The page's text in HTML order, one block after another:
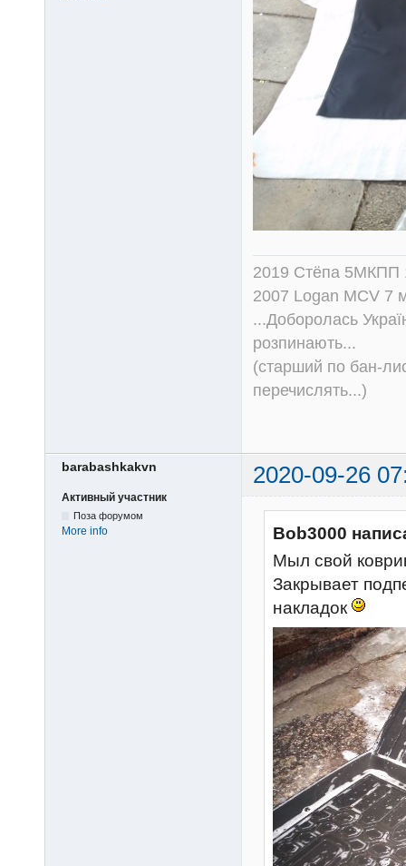
2019 Стёпа
2007 Logan MCV 7
...Доборолась
розпинають...
(старший по бан-
перечислять...)
barabashkakvn 2020-09-26
Активный участник
Поза форумом
More info
Bob3000
Мыл свой
Закрывает
накладок